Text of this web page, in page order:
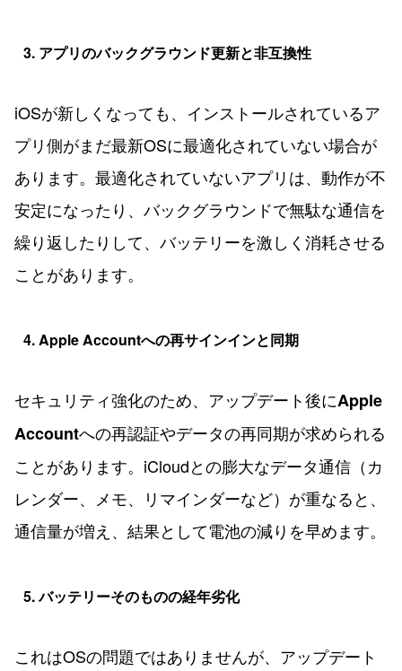
3. アプリのバックグラウンド更新と非互換性
iOSが新しくなっても、インストールされているア
プリ側がまだ最新OSに最適化されていない場合が
あります。最適化されていないアプリは、動作が不
安定になったり、バックグラウンドで無駄な通信を
繰り返したりして、バッテリーを激しく消耗させる
ことがあります。
4. Apple Accountへの再サインインと同期
セキュリティ強化のため、アップデート後にApple
Accountへの再認証やデータの再同期が求められる
ことがあります。iCloudとの膨大なデータ通信（カ
レンダー、メモ、リマインダーなど）が重なると、
通信量が増え、結果として電池の減りを早めます。
5. バッテリーそのものの経年劣化
これはOSの問題ではありませんが、アップデート